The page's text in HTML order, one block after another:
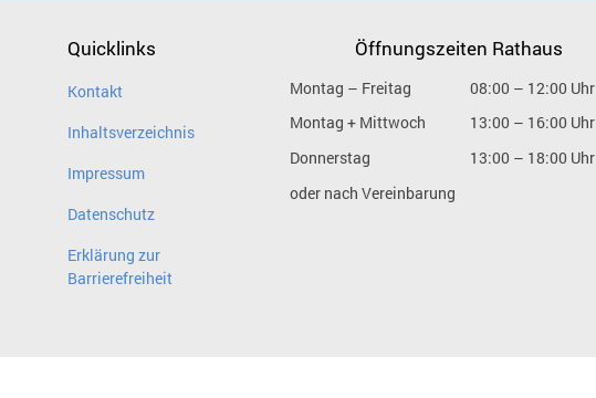
Quicklinks
Kontakt
Inhaltsverzeichnis
Impressum
Datenschutz
Erklärung zur
Barrierefreiheit
Öffnungszeiten Rathaus
Montag – Freitag
08:00 – 12:00 Uhr
Montag + Mittwoch
13:00 – 16:00 Uhr
Donnerstag
13:00 – 18:00 Uhr
oder nach Vereinbarung